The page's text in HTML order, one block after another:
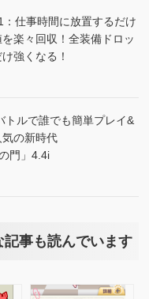
仕事時間に放置するだけ
楽々回収！全装備ドロッ
強くなる！
トルで誰でも簡単プレイ&
の新時代
門」4.4i
事も読んでいます